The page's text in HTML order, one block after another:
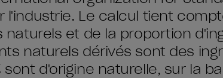
l'industrie. Le calcul tient
naturels et de la proportion
naturels dérivés sont des
sont d'origine naturelle, sur la